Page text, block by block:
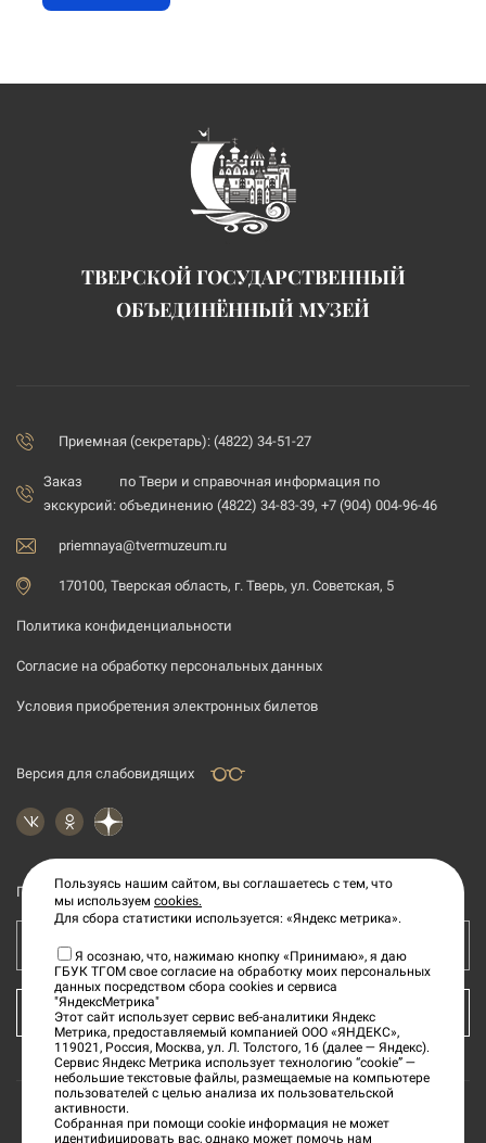
ТВЕРСКОЙ ГОСУДАРСТВЕННЫЙ
ОБЪЕДИНЁННЫЙ МУЗЕЙ
Приемная (секретарь): (4822) 34-51-27
Заказ
экскурсий:
по Твери и справочная информация по
объединению (4822) 34-83-39, +7 (904) 004-96-46
priemnaya@tvermuzeum.ru
170100, Тверская область, г. Тверь, ул. Советская, 5
Политика конфиденциальности
Согласие на обработку персональных данных
Условия приобретения электронных билетов
Версия для слабовидящих
Подпишитесь на рассылку новостей
Ваш e-mail адрес
КУПИТЬ БИЛЕТ
2026«Тверской государственный объединенный
Пользуясь нашим сайтом, вы соглашаетесь с тем, что
мы используем cookies.
Для сбора статистики используется: «Яндекс метрика».
Я осознаю, что, нажимаю кнопку «Принимаю», я даю
ГБУК ТГОМ свое согласие на обработку моих персональных
данных посредством сбора cookies и сервиса
"ЯндексМетрика"
Этот сайт использует сервис веб-аналитики Яндекс
Метрика, предоставляемый компанией ООО «ЯНДЕКС»,
119021, Россия, Москва, ул. Л. Толстого, 16 (далее — Яндекс).
Сервис Яндекс Метрика использует технологию “cookie” —
небольшие текстовые файлы, размещаемые на компьютере
пользователей с целью анализа их пользовательской
активности.
Собранная при помощи cookie информация не может
идентифицировать вас, однако может помочь нам